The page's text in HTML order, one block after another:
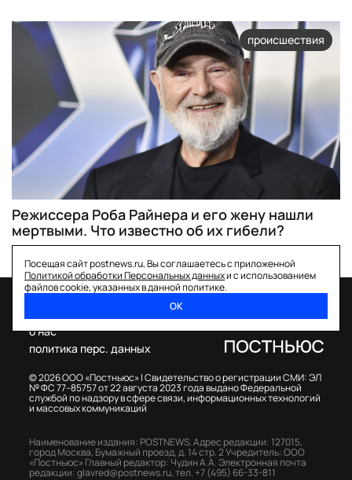
происшествия
Режиссера Роба Райнера и его жену нашли
мертвыми. Что известно об их гибели?
Посещая сайт postnews.ru, Вы соглашаетесь с приложенной
Политикой обработки Персональных данныхи с использованием
файлов cookie, указанных в данной политике.
ОК
© 2026 ООО «Постньюс» |Свидетельство о регистрации СМИ: ЭЛ
№ ФС 77–85757 от 22 августа 2023 года выдано Федеральной
службой по надзору в сфере связи, информационных технологий
и массовых коммуникаций
о нас
политика перс. данных
Наименование издания: POSTNEWS,Адрес редакции: 127015,
город Москва, Бумажный проезд, д. 14 стр. 2Учредитель: ООО
«Постньюс» Главный редактор: Чудин А.А.Электронная почта
редакции:glavred@postnews.ru,тел. +7 (495) 66-33-811